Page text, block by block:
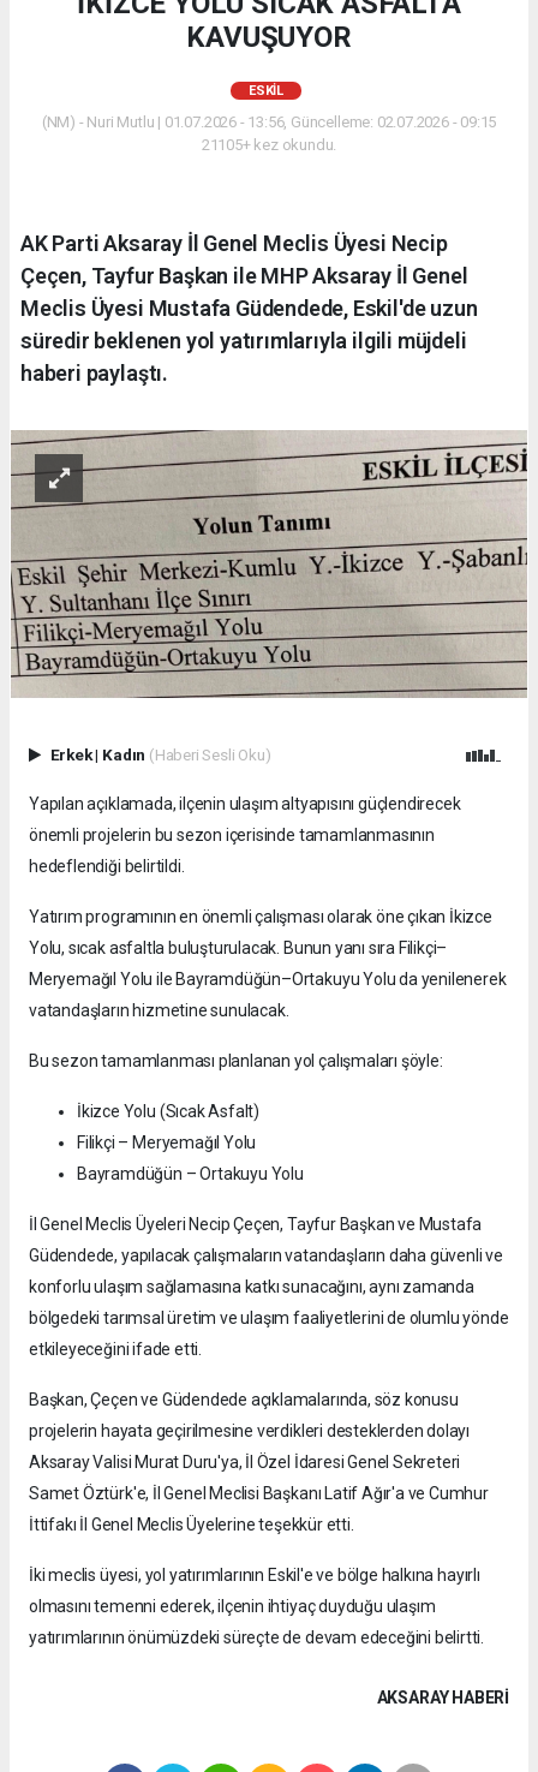
KAVUŞUYOR
ESKİL
(NM) - Nuri Mutlu | 01.07.2026 - 13:56, Güncelleme: 02.07.2026 - 09:15
21105+ kez okundu.
AK Parti Aksaray İl Genel Meclis Üyesi Necip
Çeçen, Tayfur Başkan ile MHP Aksaray İl Genel
Meclis Üyesi Mustafa Güdendede, Eskil'de uzun
süredir beklenen yol yatırımlarıyla ilgili müjdeli
haberi paylaştı.
Erkek| Kadın (Haberi Sesli Oku)
Yapılan açıklamada, ilçenin ulaşım altyapısını güçlendirecek
önemli projelerin bu sezon içerisinde tamamlanmasının
hedeflendiği belirtildi.
Yatırım programının en önemli çalışması olarak öne çıkan İkizce
Yolu, sıcak asfaltla buluşturulacak. Bunun yanı sıra Filikçi–
Meryemağıl Yolu ile Bayramdüğün–Ortakuyu Yolu da yenilenerek
vatandaşların hizmetine sunulacak.
Bu sezon tamamlanması planlanan yol çalışmaları şöyle:
İkizce Yolu (Sıcak Asfalt)
Filikçi – Meryemağıl Yolu
Bayramdüğün – Ortakuyu Yolu
İl Genel Meclis Üyeleri Necip Çeçen, Tayfur Başkan ve Mustafa
Güdendede, yapılacak çalışmaların vatandaşların daha güvenli ve
konforlu ulaşım sağlamasına katkı sunacağını, aynı zamanda
bölgedeki tarımsal üretim ve ulaşım faaliyetlerini de olumlu yönde
etkileyeceğini ifade etti.
Başkan, Çeçen ve Güdendede açıklamalarında, söz konusu
projelerin hayata geçirilmesine verdikleri desteklerden dolayı
Aksaray Valisi Murat Duru'ya, İl Özel İdaresi Genel Sekreteri
Samet Öztürk'e, İl Genel Meclisi Başkanı Latif Ağır'a ve Cumhur
İttifakı İl Genel Meclis Üyelerine teşekkür etti.
İki meclis üyesi, yol yatırımlarının Eskil'e ve bölge halkına hayırlı
olmasını temenni ederek, ilçenin ihtiyaç duyduğu ulaşım
yatırımlarının önümüzdeki süreçte de devam edeceğini belirtti.
AKSARAY HABERİ